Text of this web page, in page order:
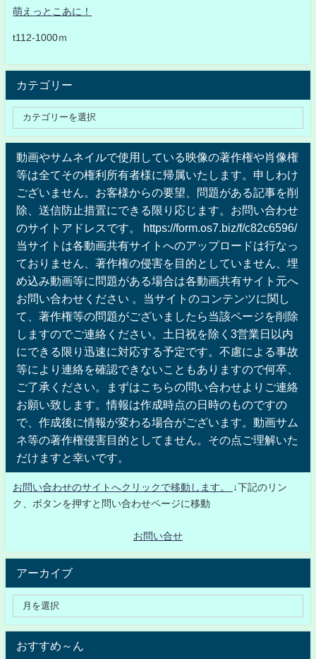
萌えっとこあに！
t112-1000ｍ
カテゴリー
動画やサムネイルで使用している映像の著作権や肖像権
等は全てその権利所有者様に帰属いたします。申しわけ
ございません。お客様からの要望、問題がある記事を削
除、送信防止措置にできる限り応じます。お問い合わせ
のサイトアドレスです。 https://form.os7.biz/f/c82c6596/
当サイトは各動画共有サイトへのアップロードは行なっ
ておりません、著作権の侵害を目的としていません、埋
め込み動画等に問題がある場合は各動画共有サイト元へ
お問い合わせください 。当サイトのコンテンツに関し
て、著作権等の問題がございましたら当該ページを削除
しますのでご連絡ください。土日祝を除く3営業日以内
にできる限り迅速に対応する予定です。不慮による事故
等により連絡を確認できないこともありますので何卒、
ご了承ください。まずはこちらの問い合わせよりご連絡
お願い致します。情報は作成時点の日時のものですの
で、作成後に情報が変わる場合がございます。動画サム
ネ等の著作権侵害目的としてません。その点ご理解いた
だけますと幸いです。
お問い合わせのサイトへクリックで移動します。
↓下記のリン
ク、ボタンを押すと問い合わせページに移動
お問い合せ
アーカイブ
おすすめ～ん